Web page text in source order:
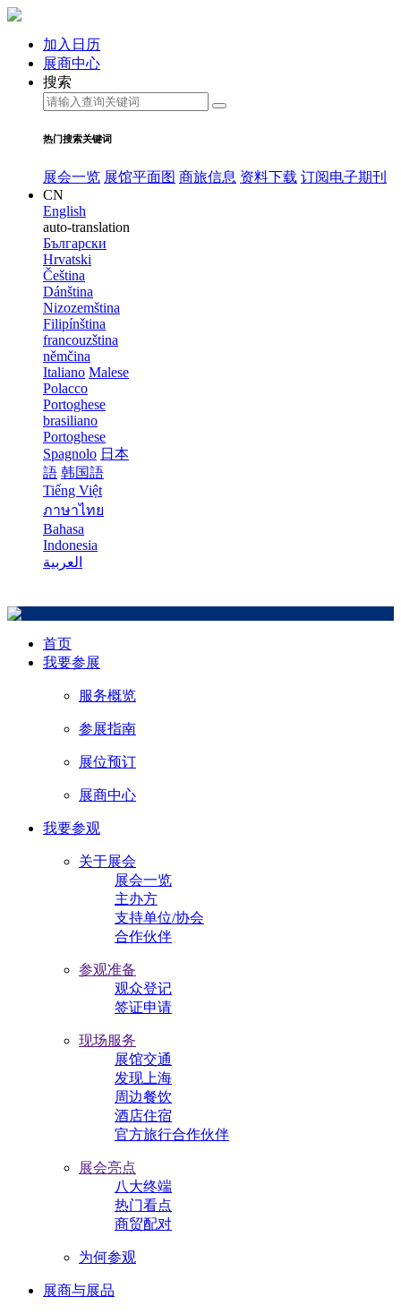
加入日历
展商中心
搜索
热门搜索关键词
展会一览 展馆平面图 商旅信息 资料下载 订阅电子期刊
CN
English
auto-translation
Български
Hrvatski
Čeština
Dánština
Nizozemština
Filipínština
francouzština
němčina
Italiano Malese
Polacco
Portoghese
brasiliano
Portoghese
Spagnolo 日本
語 韩国語
Tiếng Việt
ภาษาไทย
Bahasa
Indonesia
العربية
首页
我要参展
服务概览
参展指南
展位预订
展商中心
我要参观
关于展会
展会一览
主办方
支持单位/协会
合作伙伴
参观准备
观众登记
签证申请
现场服务
展馆交通
发现上海
周边餐饮
酒店住宿
官方旅行合作伙伴
展会亮点
八大终端
热门看点
商贸配对
为何参观
展商与展品